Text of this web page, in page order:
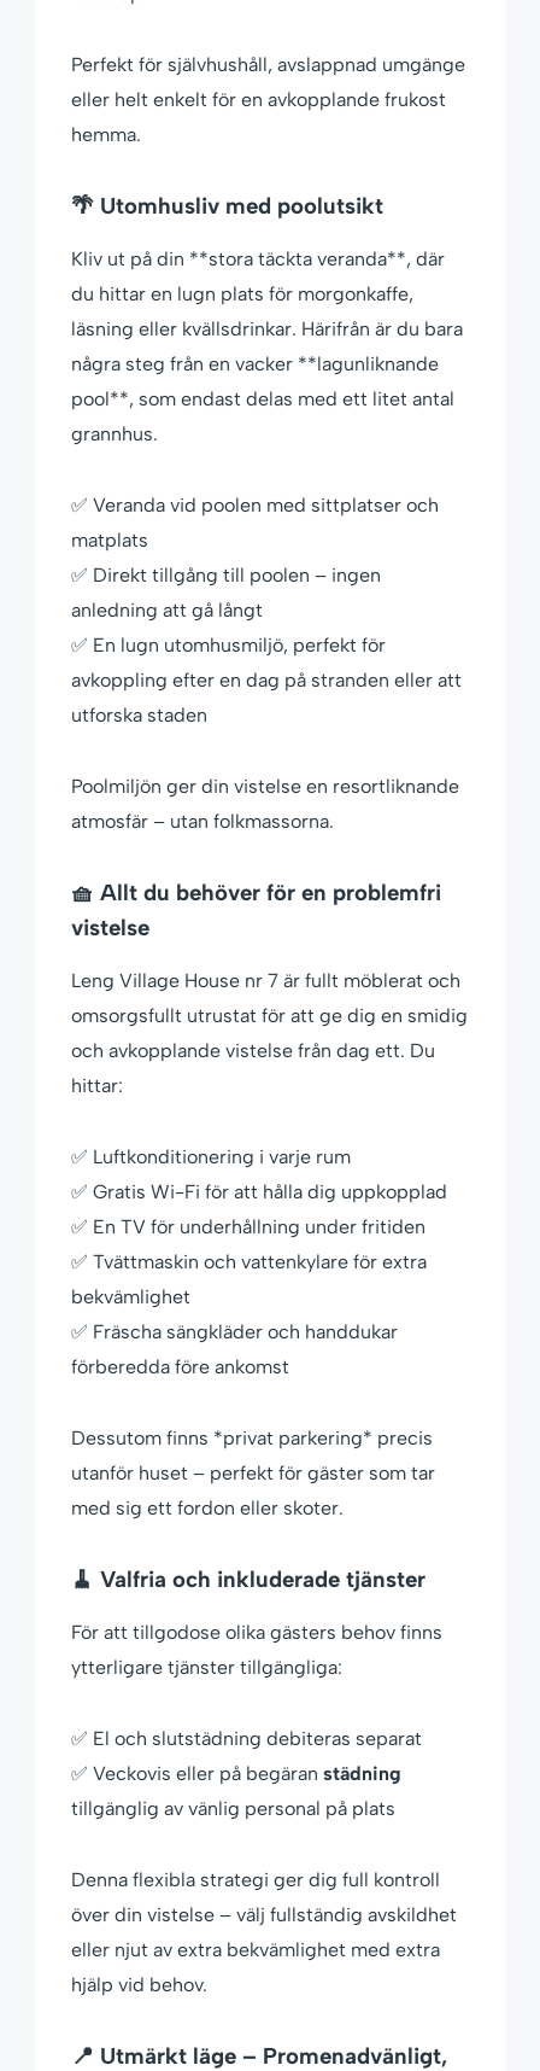
Perfekt för självhushåll, avslappnad umgänge
eller helt enkelt för en avkopplande frukost
hemma.
🌴 Utomhusliv med poolutsikt
Kliv ut på din **stora täckta veranda**, där
du hittar en lugn plats för morgonkaffe,
läsning eller kvällsdrinkar. Härifrån är du bara
några steg från en vacker **lagunliknande
pool**, som endast delas med ett litet antal
grannhus.
✅ Veranda vid poolen med sittplatser och
matplats
✅ Direkt tillgång till poolen – ingen
anledning att gå långt
✅ En lugn utomhusmiljö, perfekt för
avkoppling efter en dag på stranden eller att
utforska staden
Poolmiljön ger din vistelse en resortliknande
atmosfär – utan folkmassorna.
🧺 Allt du behöver för en problemfri
vistelse
Leng Village House nr 7 är fullt möblerat och
omsorgsfullt utrustat för att ge dig en smidig
och avkopplande vistelse från dag ett. Du
hittar:
✅ Luftkonditionering i varje rum
✅ Gratis Wi-Fi för att hålla dig uppkopplad
✅ En TV för underhållning under fritiden
✅ Tvättmaskin och vattenkylare för extra
bekvämlighet
✅ Fräscha sängkläder och handdukar
förberedda före ankomst
Dessutom finns *privat parkering* precis
utanför huset – perfekt för gäster som tar
med sig ett fordon eller skoter.
🧹 Valfria och inkluderade tjänster
För att tillgodose olika gästers behov finns
ytterligare tjänster tillgängliga:
✅ El och slutstädning debiteras separat
✅ Veckovis eller på begäran städning
tillgänglig av vänlig personal på plats
Denna flexibla strategi ger dig full kontroll
över din vistelse – välj fullständig avskildhet
eller njut av extra bekvämlighet med extra
hjälp vid behov.
📍 Utmärkt läge – Promenadvänligt,